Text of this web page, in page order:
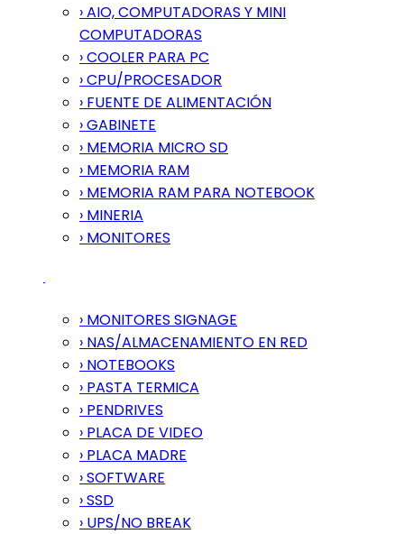
› AIO, COMPUTADORAS Y MINI
COMPUTADORAS
› COOLER PARA PC
› CPU/PROCESADOR
› FUENTE DE ALIMENTACIÓN
› GABINETE
› MEMORIA MICRO SD
› MEMORIA RAM
› MEMORIA RAM PARA NOTEBOOK
› MINERIA
› MONITORES
› MONITORES SIGNAGE
› NAS/ALMACENAMIENTO EN RED
› NOTEBOOKS
› PASTA TERMICA
› PENDRIVES
› PLACA DE VIDEO
› PLACA MADRE
› SOFTWARE
› SSD
› UPS/NO BREAK